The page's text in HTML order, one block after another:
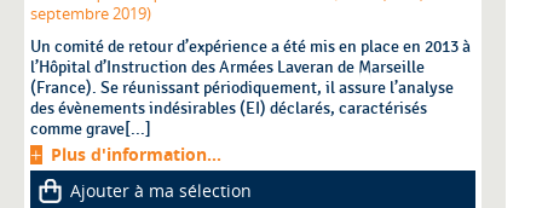
septembre 2019)
Un comité de retour d’expérience a été mis en place en 2013 à
l’Hôpital d’Instruction des Armées Laveran de Marseille
(France). Se réunissant périodiquement, il assure l’analyse
des évènements indésirables (EI) déclarés, caractérisés
comme grave[...]
Plus d'information...
Ajouter à ma sélection